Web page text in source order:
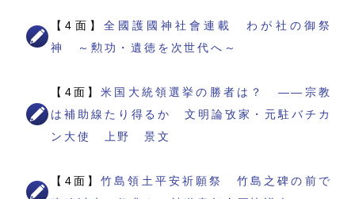
【4面】 全國護國神社會連載 わが社の御祭
神 ～勲功・遺徳を次世代へ～
【4面】米国大統領選挙の勝者は？ ――宗教
は補助線たり得るか 文明論攷家・元駐バチカ
ン大使 上野 景文
【4面】竹島領土平安祈願祭 竹島之碑の前で